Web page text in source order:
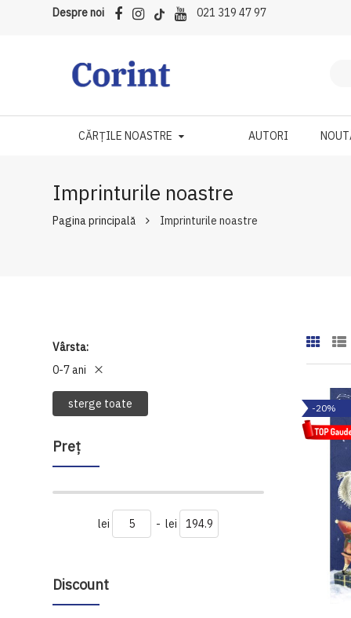
Despre noi 021 319 47 97
CĂRȚILE NOASTRE AUTORI
Imprinturile noastre
Pagina principală Imprinturile noastre
Vârsta
0-7 ani
sterge toate
Preţ
lei - lei
Discount
-20%